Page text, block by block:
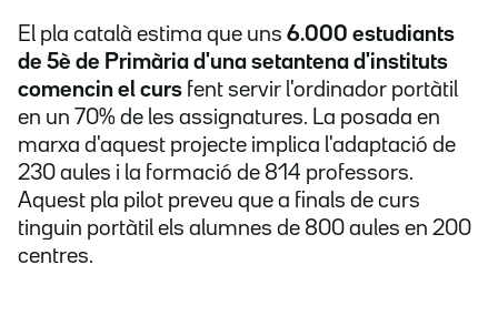
El pla català estima que uns 6.000 estudiants
de 5è de Primària d'una setantena d'instituts
comencin el curs fent servir l'ordinador portàtil
en un 70% de les assignatures. La posada en
marxa d'aquest projecte implica l'adaptació de
230 aules i la formació de 814 professors.
Aquest pla pilot preveu que a finals de curs
tinguin portàtil els alumnes de 800 aules en 200
centres.